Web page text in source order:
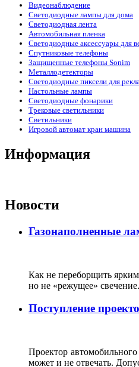
Видеонаблюдение
Светодиодные лампы для дома
Светодиодная лента
Автомобильная пленка
Светодиодные аксессуары для
Спутниковые телефоны
Защищенные телефоны Sonim
Металлодетекторы
Светодиодные пиксели для
Настольные лампы
Светодиодные фонарики
Трековые светильники
Светильники
Игровой автомат кран машина
Информация
Новости
Газонаполненные
Как не переборщить
но не «режущее»
Поступление
Проектор
может и не отвечать.